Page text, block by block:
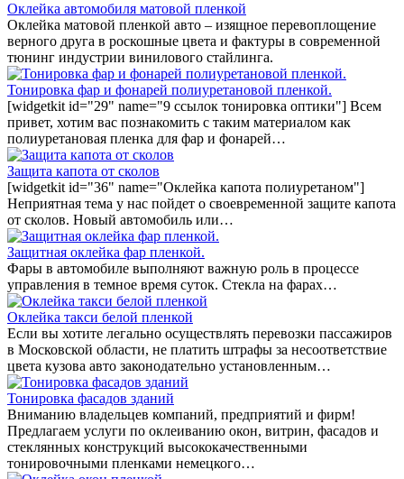
Оклейка автомобиля матовой пленкой
Оклейка матовой пленкой авто – изящное перевоплощение
верного друга в роскошные цвета и фактуры в современной
тюнинг индустрии винилового стайлинга.
Тонировка фар и фонарей полиуретановой пленкой.
[widgetkit id="29" name="9 ссылок тонировка оптики"] Всем
привет, хотим вас познакомить с таким материалом как
полиуретановая пленка для фар и фонарей…
Защита капота от сколов
[widgetkit id="36" name="Оклейка капота полиуретаном"]
Неприятная тема у нас пойдет о своевременной защите капота
от сколов. Новый автомобиль или…
Защитная оклейка фар пленкой.
Фары в автомобиле выполняют важную роль в процессе
управления в темное время суток. Стекла на фарах…
Оклейка такси белой пленкой
Если вы хотите легально осуществлять перевозки пассажиров
в Московской области, не платить штрафы за несоответствие
цвета кузова авто законодательно установленным…
Тонировка фасадов зданий
Вниманию владельцев компаний, предприятий и фирм!
Предлагаем услуги по оклеиванию окон, витрин, фасадов и
стеклянных конструкций высококачественными
тонировочными пленками немецкого…